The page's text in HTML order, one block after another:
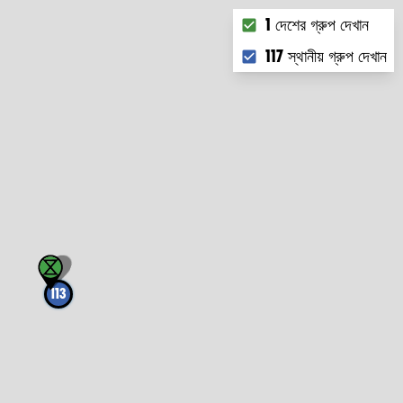
113
Choose what you
1 দেশের গ্রুপ দেখান
117 স্থানীয় গ্রুপ দেখান